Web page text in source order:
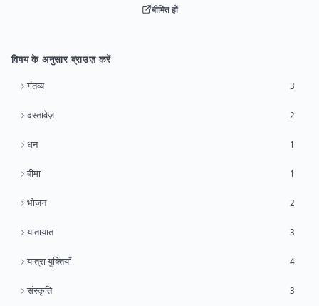
बीमित हों
विषय के अनुसार ब्राउज़ करें
गंतव्य 3
दस्तावेज़ 2
धन 1
बीमा 1
भोजन 2
यातायात 3
यात्रा युक्तियाँ 4
संस्कृति 3